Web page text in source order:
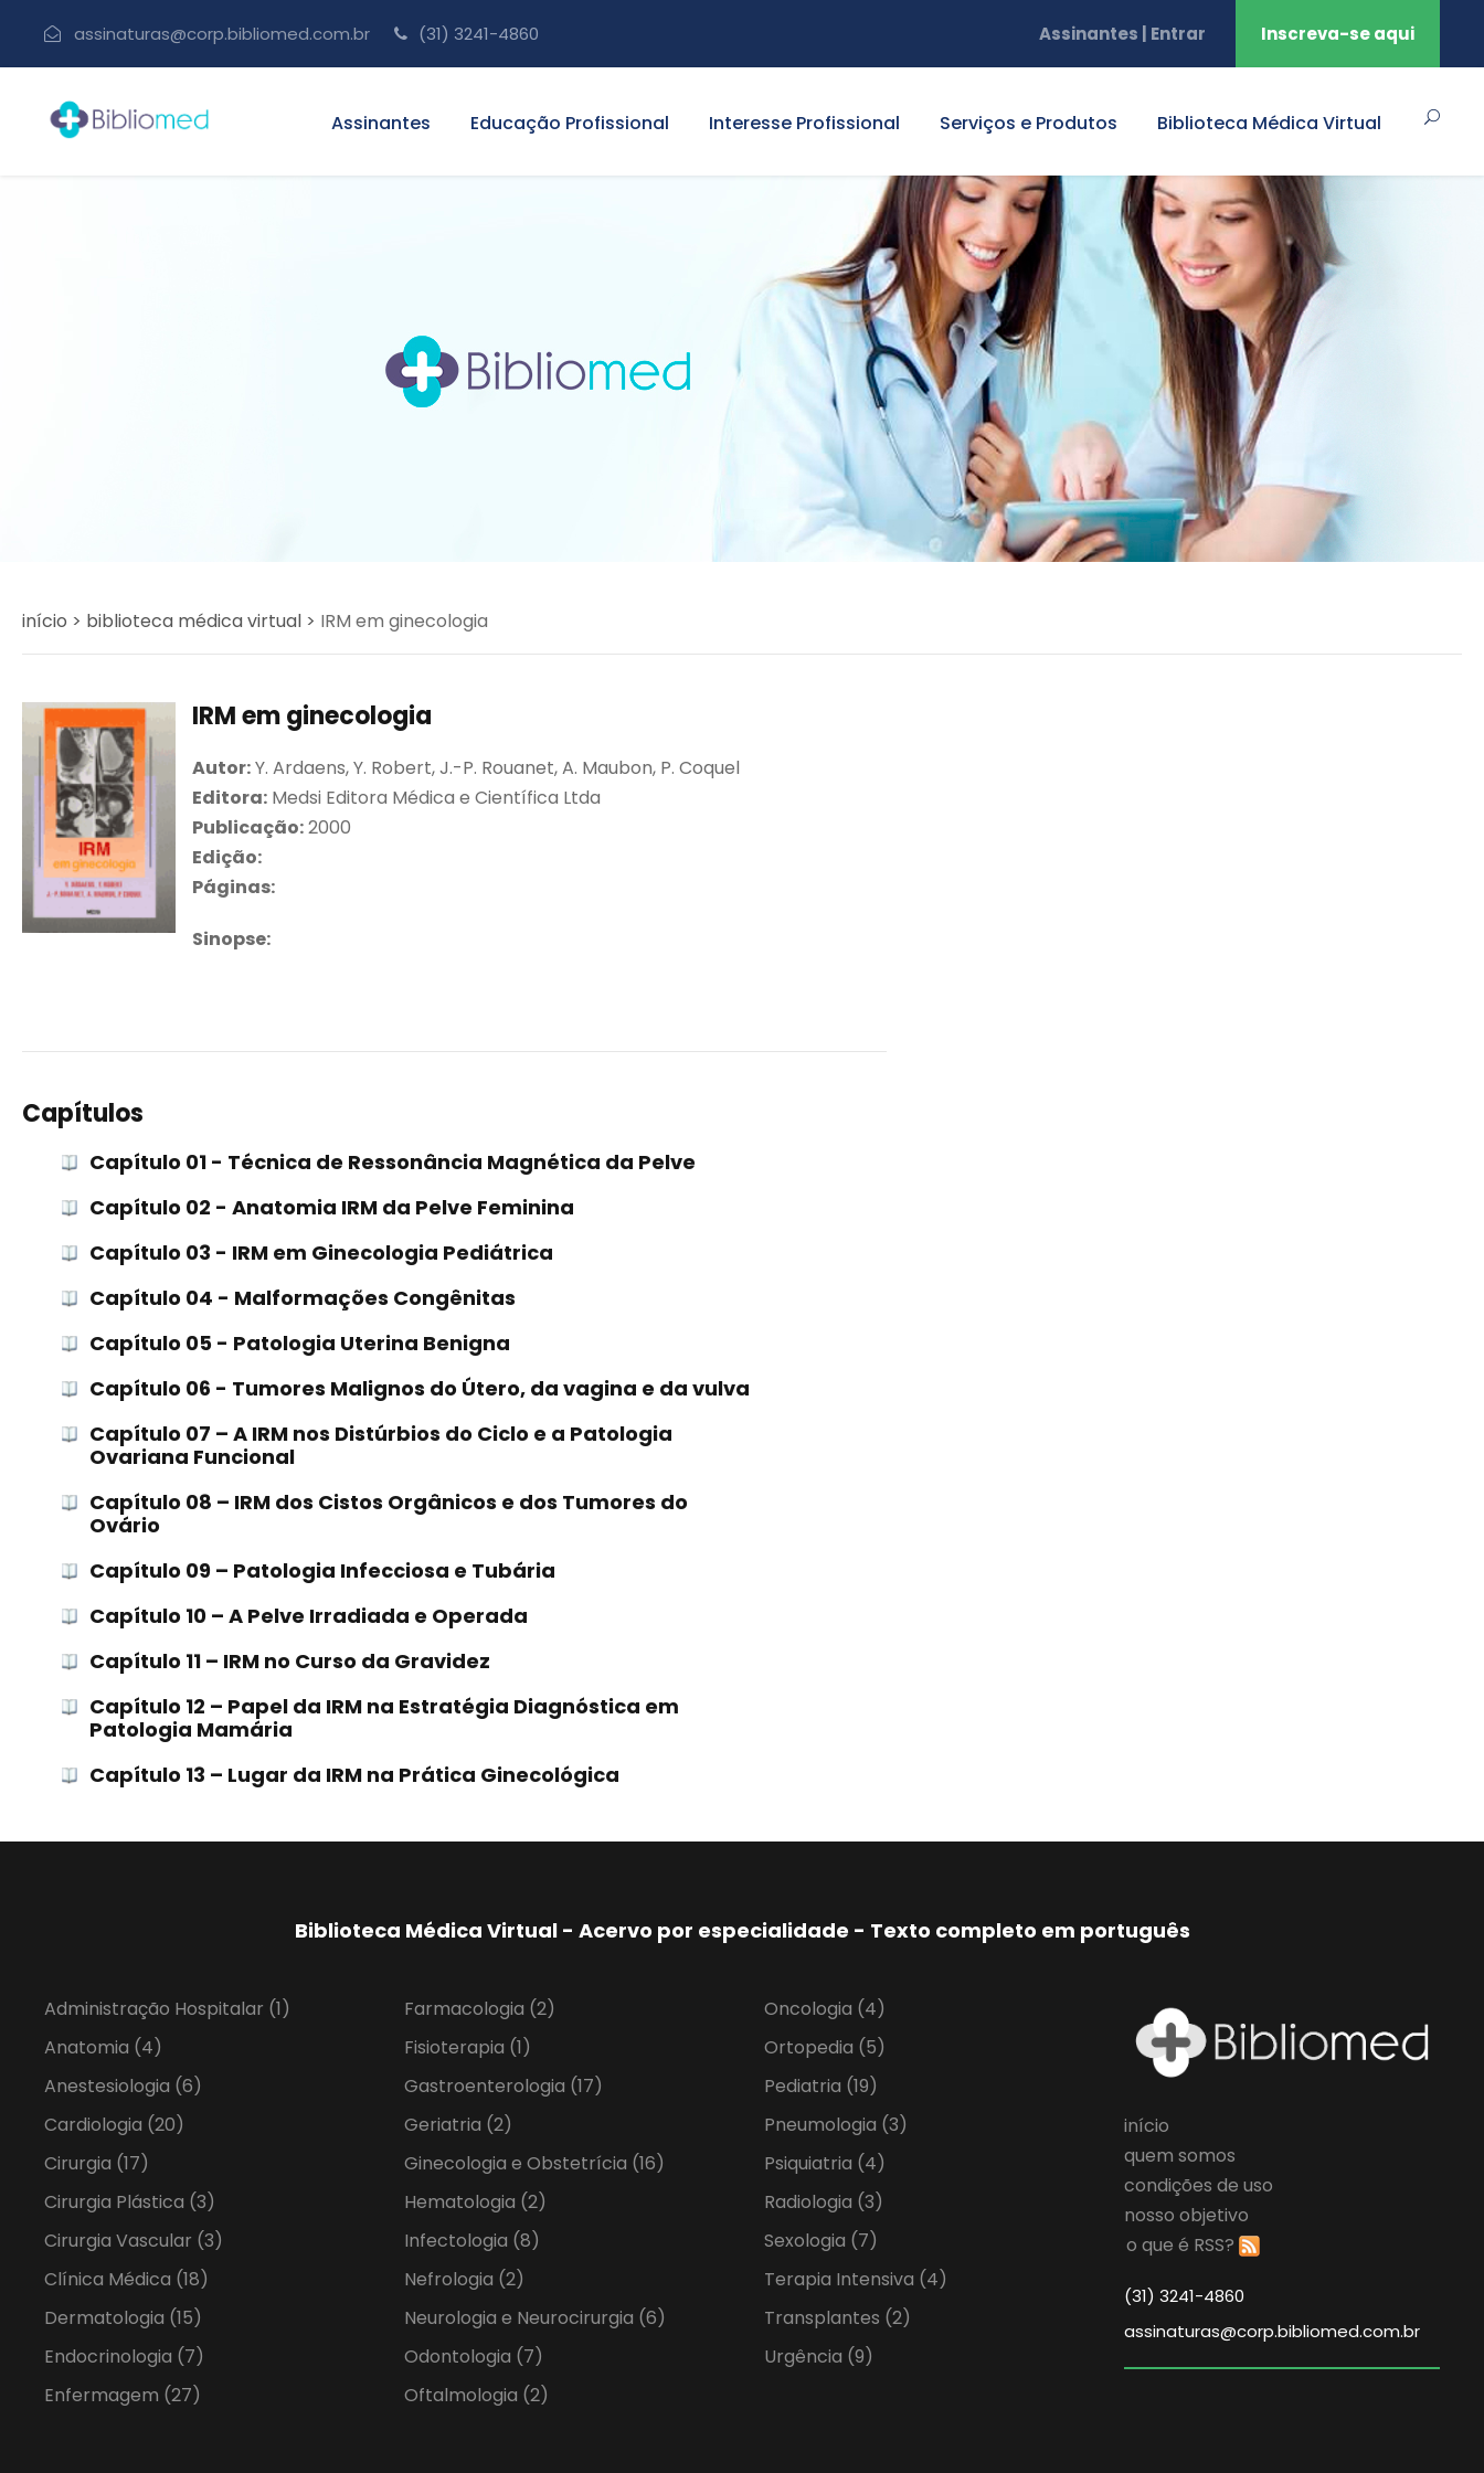
assinaturas@corp.bibliomed.com.br (31) 3241-4860 Assinantes | Entrar Inscreva-se aqui
Assinantes Educação Profissional Interesse Profissional Serviços e Produtos Biblioteca Médica Virtual
início > biblioteca médica virtual > IRM em ginecologia
IRM em ginecologia
Autor:Y. Ardaens, Y. Robert, J.-P. Rouanet, A. Maubon, P. Coquel
Editora: Medsi Editora Médica e Científica Ltda
Publicação:2000
Edição:
Páginas:
Sinopse:
Capítulos
Capítulo 01 - Técnica de Ressonância Magnética da Pelve
Capítulo 02 - Anatomia IRM da Pelve Feminina
Capítulo 03 - IRM em Ginecologia Pediátrica
Capítulo 04 - Malformações Congênitas
Capítulo 05 - Patologia Uterina Benigna
Capítulo 06 - Tumores Malignos do Útero, da vagina e da vulva
Capítulo 07 – A IRM nos Distúrbios do Ciclo e a Patologia
Ovariana Funcional
Capítulo 08 – IRM dos Cistos Orgânicos e dos Tumores do
Ovário
Capítulo 09 – Patologia Infecciosa e Tubária
Capítulo 10 – A Pelve Irradiada e Operada
Capítulo 11 – IRM no Curso da Gravidez
Capítulo 12 – Papel da IRM na Estratégia Diagnóstica em
Patologia Mamária
Capítulo 13 – Lugar da IRM na Prática Ginecológica
Biblioteca Médica Virtual - Acervo por especialidade - Texto completo em português
Administração Hospitalar (1)
Anatomia (4)
Anestesiologia (6)
Cardiologia (20)
Cirurgia (17)
Cirurgia Plástica (3)
Cirurgia Vascular (3)
Clínica Médica (18)
Dermatologia (15)
Endocrinologia (7)
Enfermagem (27)
Farmacologia (2)
Fisioterapia (1)
Gastroenterologia (17)
Geriatria (2)
Ginecologia e Obstetrícia (16)
Hematologia (2)
Infectologia (8)
Nefrologia (2)
Neurologia e Neurocirurgia (6)
Odontologia (7)
Oftalmologia (2)
Oncologia (4)
Ortopedia (5)
Pediatria (19)
Pneumologia (3)
Psiquiatria (4)
Radiologia (3)
Sexologia (7)
Terapia Intensiva (4)
Transplantes (2)
Urgência (9)
início
quem somos
condições de uso
nosso objetivo
o que é RSS?
(31) 3241-4860
assinaturas@corp.bibliomed.com.br